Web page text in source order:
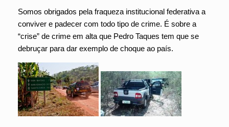
Somos obrigados pela fraqueza institucional federativa a
conviver e padecer com todo tipo de crime. É sobre a
“crise” de crime em alta que Pedro Taques tem que se
debruçar para dar exemplo de choque ao país.